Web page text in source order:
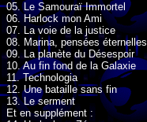
05. Le Samouraï Immortel
06. Harlock mon Ami
07. La voie de la justice
08. Marina, pensées éternelles
09. La planète du Désespoir
10. Au fin fond de la Galaxie
11. Technologia
12. Une bataille sans fin
13. Le serment
Et en supplément :